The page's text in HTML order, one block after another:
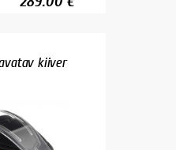
kiiver